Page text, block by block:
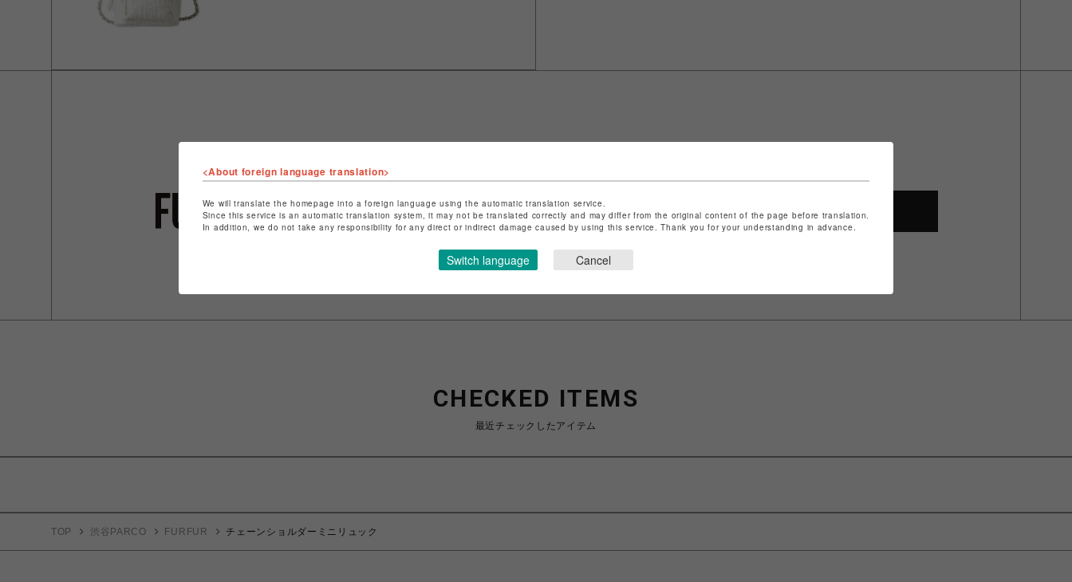
ショップ名
特定商取引法など法令に基づく表記はこちら
ショップお問い合わせはこちら
SHOP TOP
CHECKED ITEMS
最近チェックしたアイテム
TOP 渋谷PARCO FURFUR チェーンショルダーミニリュック
<About foreign language translation>
We will translate the homepage into a foreign language using the automatic translation service.
Since this service is an automatic translation system, it may not be translated correctly and may differ from the original content of the page before translation.
In addition, we do not take any responsibility for any direct or indirect damage caused by using this service. Thank you for your understanding in advance.
Switch language Cancel